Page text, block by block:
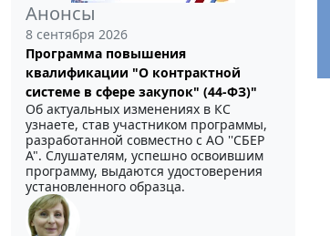
Анонсы
8 сентября 2026
Программа повышения
квалификации "О контрактной
системе в сфере закупок" (44-ФЗ)"
Об актуальных изменениях в КС
узнаете, став участником программы,
разработанной совместно с АО ''СБЕР
А". Слушателям, успешно освоившим
программу, выдаются удостоверения
установленного образца.